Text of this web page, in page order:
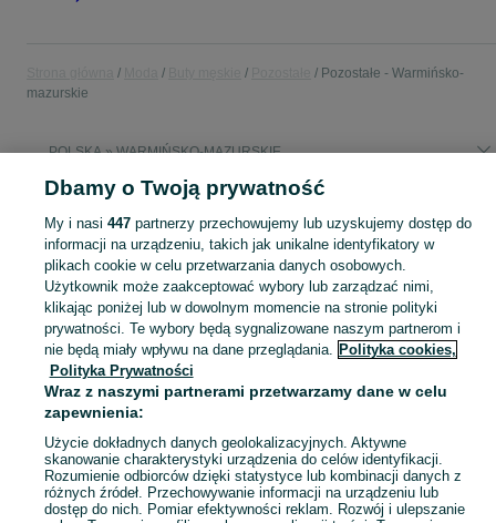
Pozostałe - Warmińsko-
mazurskie
POLSKA » WARMIŃSKO-MAZURSKIE
Sprzedaż pozostałych butów męskich Warmińsko-mazurskie ▶️ różne style, fasony i okazje ✅ Nowe i używane w atrakcyjnych cenach ✌ Znajdź oferty na OLX.pl!
Mapa kategorii
Mapa miejscowości
Mapa ministron
Popularne wyszukiwania
Dbamy o Twoją prywatność
My i nasi 447partnerzy przechowujemy lub uzyskujemy dostęp do
informacji na urządzeniu, takich jak unikalne identyfikatory w
plikach cookie w celu przetwarzania danych osobowych.
Użytkownik może zaakceptować wybory lub zarządzać nimi,
klikając poniżej lub w dowolnym momencie na stronie polityki
prywatności. Te wybory będą sygnalizowane naszym partnerom i
nie będą miały wpływu na dane przeglądania. Polityka cookies,
Polityka Prywatności
Wraz z naszymi partnerami przetwarzamy dane w celu
zapewnienia:
Użycie dokładnych danych geolokalizacyjnych. Aktywne
skanowanie charakterystyki urządzenia do celów identyfikacji.
Rozumienie odbiorców dzięki statystyce lub kombinacji danych z
różnych źródeł. Przechowywanie informacji na urządzeniu lub
dostęp do nich. Pomiar efektywności reklam. Rozwój i ulepszanie